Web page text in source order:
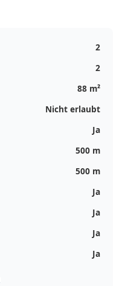
2
2
88 m²
Nicht erlaubt
Ja
500 m
500 m
Ja
Ja
Ja
Ja